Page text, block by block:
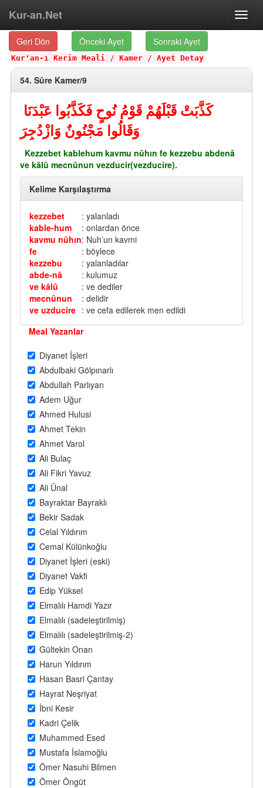
Kur-an.Net
Geri Dön Önceki Ayet Sonraki Ayet
Kur'an-ı Kerim Meali / Kamer / Ayet Detay
54. Sûre Kamer/9
كَذَّبَتْ قَبْلَهُمْ قَوْمُ نُوحٍ فَكَذَّبُوا عَبْدَنَا
وَقَالُوا مَجْنُونٌ وَازْدُجِرَ
Kezzebet kablehum kavmu nûhın fe kezzebu abdenâ
ve kâlû mecnûnun vezducir(vezducire).
Kelime Karşılaştırma
kezzebet
: yalanladı
kable-hum
: onlardan önce
kavmu nûhın: Nuh’un kavmi
fe
: böylece
kezzebu
: yalanladılar
abde-nâ
: kulumuz
ve kâlû
: ve dediler
mecnûnun
: delidir
ve uzducire : ve cefa edilerek men edildi
Meal Yazanlar
Diyanet İşleri
Abdulbaki Gölpınarlı
Abdullah Parlıyan
Adem Uğur
Ahmed Hulusi
Ahmet Tekin
Ahmet Varol
Ali Bulaç
Ali Fikri Yavuz
Ali Ünal
Bayraktar Bayraklı
Bekir Sadak
Celal Yıldırım
Cemal Külünkoğlu
Diyanet İşleri (eski)
Diyanet Vakfi
Edip Yüksel
Elmalılı Hamdi Yazır
Elmalılı (sadeleştirilmiş)
Elmalılı (sadeleştirilmiş-2)
Gültekin Onan
Harun Yıldırım
Hasan Basri Çantay
Hayrat Neşriyat
İbni Kesir
Kadri Çelik
Muhammed Esed
Mustafa İslamoğlu
Ömer Nasuhi Bilmen
Ömer Öngüt